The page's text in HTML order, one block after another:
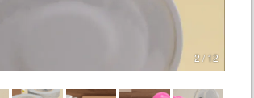
2 / 12